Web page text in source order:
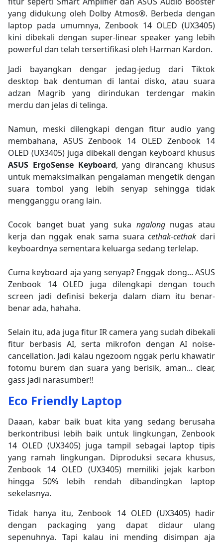
yang didukung oleh Dolby Atmos®. Berbeda dengan
laptop pada umumnya, Zenbook 14 OLED (UX3405)
kini dibekali dengan super-linear speaker yang lebih
powerful dan telah tersertifikasi oleh Harman Kardon.
Jadi bayangkan dengar jedag-jedug dari Tiktok
desktop bak dentuman di lantai disko, atau suara
adzan Magrib yang dirindukan terdengar makin
merdu dan jelas di telinga.
Namun, meski dilengkapi dengan fitur audio yang
membahana, ASUS Zenbook 14 OLED Zenbook 14
OLED (UX3405) juga dibekali dengan keyboard khusus
ASUS ErgoSense Keyboard, yang dirancang khusus
untuk memaksimalkan pengalaman mengetik dengan
suara tombol yang lebih senyap sehingga tidak
mengganggu orang lain.
Cocok banget buat yang suka ngalong nugas atau
kerja dan nggak enak sama suaracethak-cethak dari
keyboardnya sementara keluarga sedang terlelap.
Cuma keyboard aja yang senyap? Enggak dong... ASUS
Zenbook 14 OLED juga dilengkapi dengan touch
screen jadi definisi bekerja dalam diam itu benar-
benar ada, hahaha.
Selain itu, ada juga fitur IR camera yang sudah dibekali
fitur berbasis AI, serta mikrofon dengan AI noise-
cancellation. Jadi kalau ngezoom nggak perlu khawatir
fotomu burem dan suara yang berisik, aman... clear,
gass jadi narasumber!!
Eco Friendly Laptop
Daaan, kabar baik buat kita yang sedang berusaha
berkontribusi lebih baik untuk lingkungan, Zenbook
14 OLED (UX3405) juga tampil sebagai laptop tipis
yang ramah lingkungan. Diproduksi secara khusus,
Zenbook 14 OLED (UX3405) memiliki jejak karbon
hingga 50% lebih rendah dibandingkan laptop
sekelasnya.
Tidak hanya itu, Zenbook 14 OLED (UX3405) hadir
dengan packaging yang dapat didaur ulang
sepenuhnya. Tapi kalau ini mending disimpan aja